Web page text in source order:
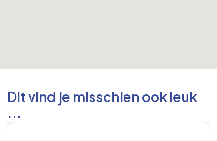
Dit vind je misschien ook leuk
...